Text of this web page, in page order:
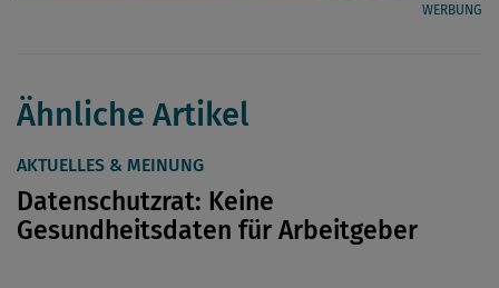
WERBUNG
Ähnliche Artikel
AKTUELLES & MEINUNG
Datenschutzrat: Keine
Gesundheitsdaten für Arbeitgeber